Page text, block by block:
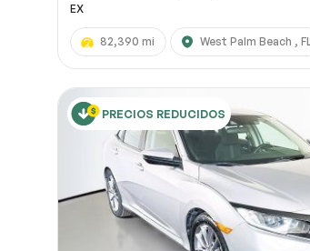
EX
82,390 mi West Palm Beach ,
PRECIOS REDUCIDOS